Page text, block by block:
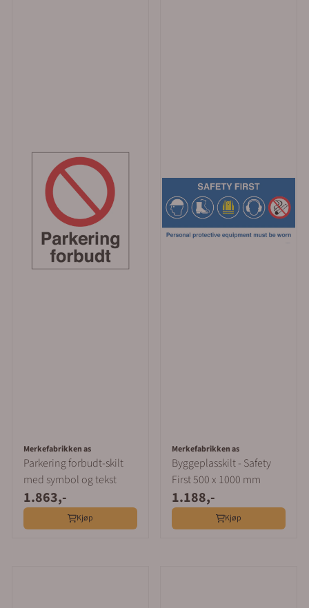
Merkefabrikken as
Parkering forbudt-skilt
med symbol og tekst
1.863,-
Kjøp
Merkefabrikken as
Byggeplasskilt - Safety
First 500 x 1000 mm
1.188,-
Kjøp